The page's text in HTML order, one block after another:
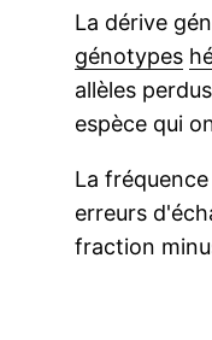
La dérive
génotypes
allèles
espèce qui
La
erreurs
fraction